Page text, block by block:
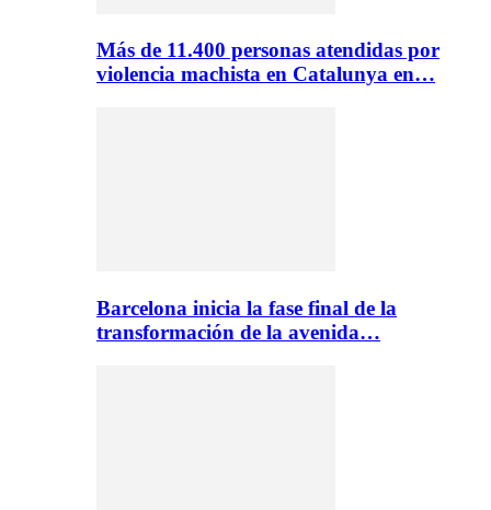
Más de 11.400 personas atendidas por
violencia machista en Catalunya en…
Barcelona inicia la fase final de la
transformación de la avenida…